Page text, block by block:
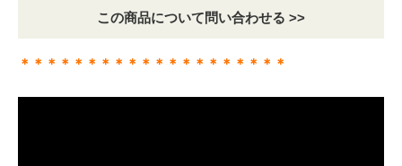
この商品について問い合わせる >>
＊＊＊＊＊＊＊＊＊＊＊＊＊＊＊＊＊＊＊＊